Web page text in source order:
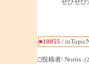
ぜひぜひ
■10055 /
□投稿者/ Norris -